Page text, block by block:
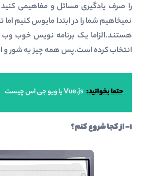
را صرف یادگیری مسائل و مفاهیمی کنید
نمیخاهیم شما را در ابتدا مایوس کنیم
هستند.الزاما یک برنامه نویس خوب
انتخاب کرده است.پس همه چیز به شور و
حتما بخوانید: Vue.js یا ویو جی اس چیست
۱- از کجا شروع کنم؟